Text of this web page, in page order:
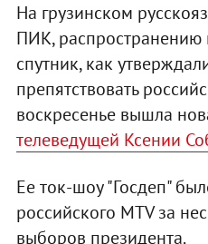
На грузинском
ПИК, распространению
спутник, как
препятствовать
воскресенье вышла
телеведущей Ксении
Ее ток-шоу "Госдеп"
российского MTV за
выборов президента.